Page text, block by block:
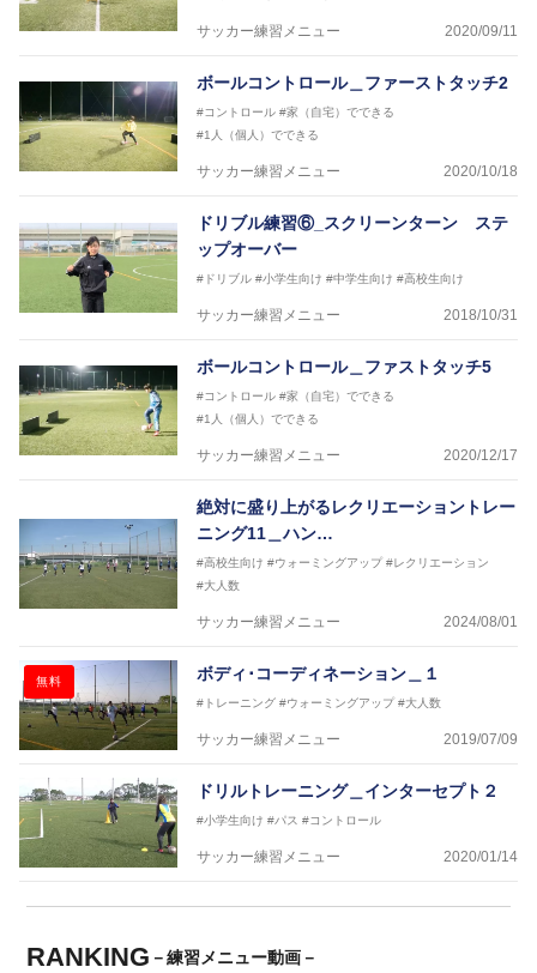
サッカー練習メニュー 2020/09/11
ボールコントロール＿ファーストタッチ2
#コントロール #家（自宅）でできる
#1人（個人）でできる
サッカー練習メニュー 2020/10/18
ドリブル練習⑥_スクリーンターン ステ
ップオーバー
#ドリブル #小学生向け #中学生向け #高校生向け
サッカー練習メニュー 2018/10/31
ボールコントロール＿ファストタッチ5
#コントロール #家（自宅）でできる
#1人（個人）でできる
サッカー練習メニュー 2020/12/17
絶対に盛り上がるレクリエーショントレー
ニング11＿ハン…
#高校生向け #ウォーミングアップ #レクリエーション
#大人数
サッカー練習メニュー 2024/08/01
無料 ボディ･コーディネーション＿１
#トレーニング #ウォーミングアップ #大人数
サッカー練習メニュー 2019/07/09
ドリルトレーニング＿インターセプト２
#小学生向け #パス #コントロール
サッカー練習メニュー 2020/01/14
RANKING －練習メニュー動画－